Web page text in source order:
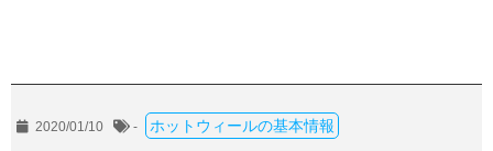
2020/01/10 - ホットウィールの基本情報